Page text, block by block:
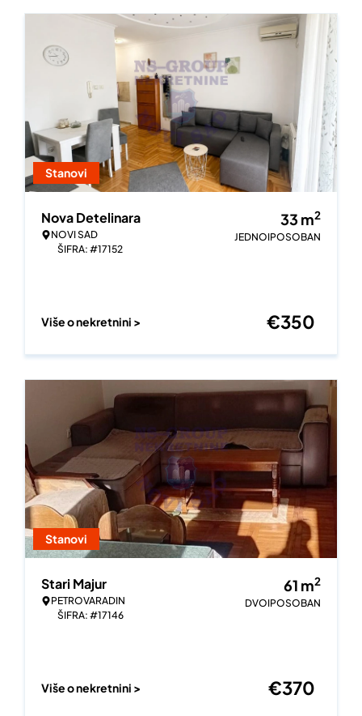
Stanovi
Nova Detelinara
NOVI SAD
ŠIFRA: #17152
33 m2
JEDNOIPOSOBAN
Više o nekretnini > €350
Stanovi
Stari Majur
PETROVARADIN
ŠIFRA: #17146
61 m2
DVOIPOSOBAN
Više o nekretnini > €370